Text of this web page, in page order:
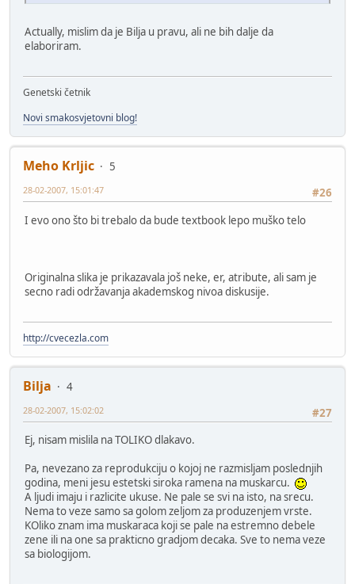
Actually, mislim da je Bilja u pravu, ali ne bih dalje da
elaboriram.
Genetski četnik
Novi smakosvjetovni blog!
Meho Krljic
5
#26
28-02-2007, 15:01:47
I evo ono što bi trebalo da bude textbook lepo muško telo
Originalna slika je prikazavala još neke, er, atribute, ali sam je
secno radi održavanja akademskog nivoa diskusije.
http://cvecezla.com
Bilja
4
#27
28-02-2007, 15:02:02
Ej, nisam mislila na TOLIKO dlakavo.
Pa, nevezano za reprodukciju o kojoj ne razmisljam poslednjih
godina, meni jesu estetski siroka ramena na muskarcu.
A ljudi imaju i razlicite ukuse. Ne pale se svi na isto, na srecu.
Nema to veze samo sa golom zeljom za produzenjem vrste.
KOliko znam ima muskaraca koji se pale na estremno debele
zene ili na one sa prakticno gradjom decaka. Sve to nema veze
sa biologijom.